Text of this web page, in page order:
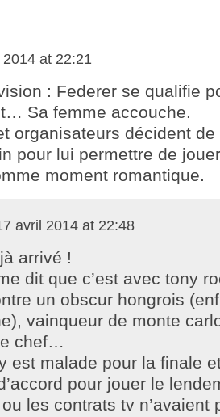
2014 at 22:21
: Federer se qualifie
Sa femme accouche.
organisateurs décident
pour lui permettre de
moment romantique.
avril 2014 at 22:48
arrivé !
dit que c’est avec tony
un obscur hongrois
vainqueur de monte
chef…
est malade pour la finale
pour jouer le
les contrats tv n’avaient